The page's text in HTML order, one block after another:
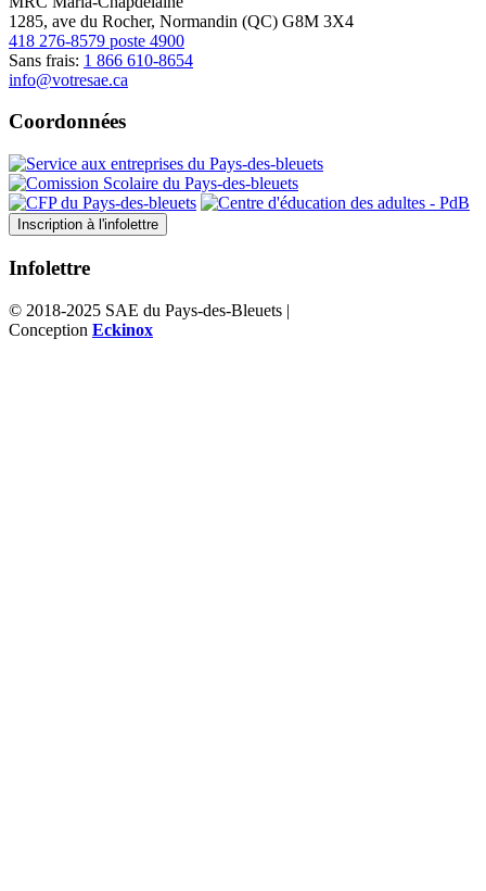
1285, ave du Rocher, Normandin (QC) G8M 3X4
418 276-8579 poste 4900
Sans frais: 1 866 610-8654
info@votresae.ca
Coordonnées
Inscription à l'infolettre
Infolettre
© 2018-2025 SAE du Pays-des-Bleuets |
Conception Eckinox